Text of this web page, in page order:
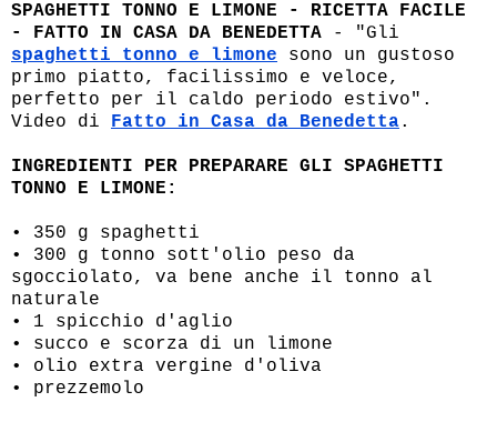
SPAGHETTI TONNO E LIMONE - RICETTA FACILE
- FATTO IN CASA DA BENEDETTA - "Gli
spaghetti tonno e limone sono un gustoso
primo piatto, facilissimo e veloce,
perfetto per il caldo periodo estivo".
Video di Fatto in Casa da Benedetta.
INGREDIENTI PER PREPARARE GLI SPAGHETTI
TONNO E LIMONE:
• 350 g spaghetti
• 300 g tonno sott'olio peso da
sgocciolato, va bene anche il tonno al
naturale
• 1 spicchio d'aglio
• succo e scorza di un limone
• olio extra vergine d'oliva
• prezzemolo